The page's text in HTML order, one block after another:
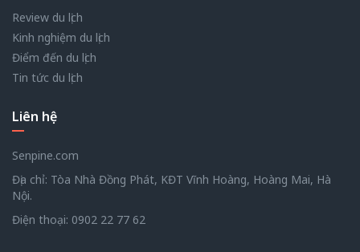
Review du lịch
Kinh nghiệm du lịch
Điểm đến du lịch
Tin tức du lịch
Liên hệ
Senpine.com
Địa chỉ: Tòa Nhà Đồng Phát, KĐT Vĩnh Hoàng, Hoàng Mai, Hà
Nội.
Điện thoại: 0902 22 77 62